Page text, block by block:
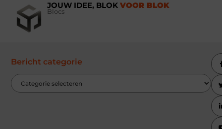
JOUW IDEE, BLOK VOOR BLOK
Blocs
Bericht categorie